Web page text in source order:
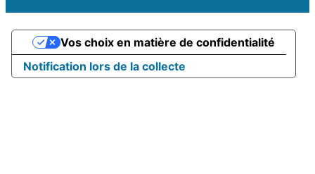
Notification lors de la collecte
Vos choix en matière de confidentialité